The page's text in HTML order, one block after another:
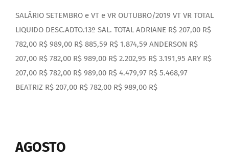
SALÁRIO SETEMBRO e VT e VR OUTUBRO/2019 VT VR TOTAL
LIQUIDO DESC.ADTO.13º SAL. TOTAL ADRIANE R$ 207,00 R$
782,00 R$ 989,00 R$ 885,59 R$ 1.874,59 ANDERSON R$
207,00 R$ 782,00 R$ 989,00 R$ 2.202,95 R$ 3.191,95 ARY R$
207,00 R$ 782,00 R$ 989,00 R$ 4.479,97 R$ 5.468,97
BEATRIZ R$ 207,00 R$ 782,00 R$ 989,00 R$
AGOSTO